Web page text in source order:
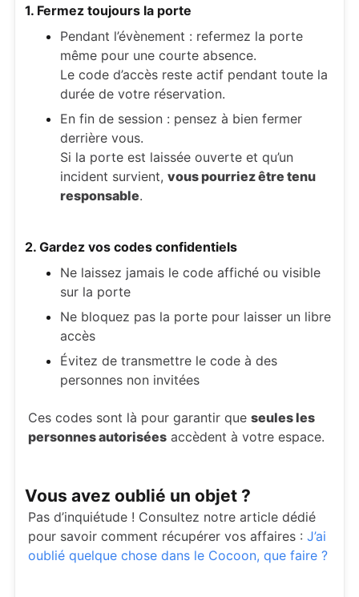
1. Fermez toujours la porte
Pendant l’évènement : refermez la porte
même pour une courte absence.
Le code d’accès reste actif pendant toute la
durée de votre réservation.
En fin de session : pensez à bien fermer
derrière vous.
Si la porte est laissée ouverte et qu’un
incident survient, vous pourriez être tenu
responsable.
2. Gardez vos codes confidentiels
Ne laissez jamais le code affiché ou visible
sur la porte
Ne bloquez pas la porte pour laisser un libre
accès
Évitez de transmettre le code à des
personnes non invitées
Ces codes sont là pour garantir que seules les
personnes autorisées accèdent à votre espace.
Vous avez oublié un objet ?
Pas d’inquiétude ! Consultez notre article dédié
pour savoir comment récupérer vos affaires : J’ai
oublié quelque chose dans le Cocoon, que faire ?